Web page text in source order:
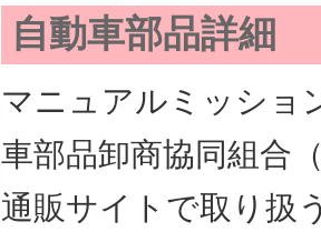
自動車部品詳細
マニュアルミッショ
車部品卸商協同組合
通販サイトで取り扱